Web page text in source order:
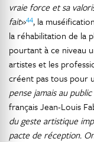
vraie force et sa
fait»44, la
la réhabilitation de la
pourtant à ce niveau
artistes et les
créent pas tous pour
pense jamais au public
français Jean-Louis
du geste artistique
pacte de réception.